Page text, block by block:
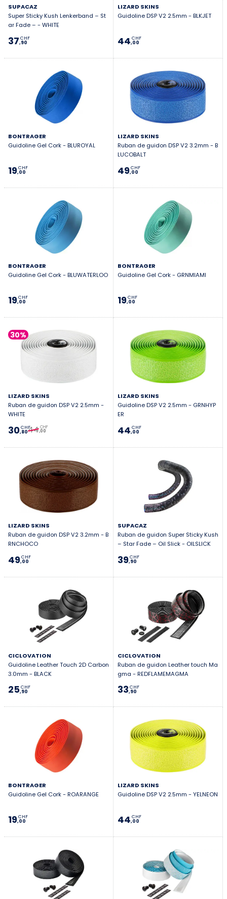
SUPACAZ
Super Sticky Kush Lenkerband – St
ar Fade – - WHITE
37,90
CHF
LIZARD SKINS
Guidoline DSP V2 2.5mm - BLKJET
44,00
CHF
BONTRAGER
Guidoline Gel Cork - BLUROYAL
19,00
CHF
LIZARD SKINS
Ruban de guidon DSP V2 3.2mm - B
LUCOBALT
49,00
CHF
BONTRAGER
Guidoline Gel Cork - BLUWATERLOO
19,00
CHF
BONTRAGER
Guidoline Gel Cork - GRNMIAMI
19,00
CHF
30%
LIZARD SKINS
Ruban de guidon DSP V2 2.5mm -
WHITE
30,80
CHF44,00
CHF
LIZARD SKINS
Guidoline DSP V2 2.5mm - GRNHYP
ER
44,00
CHF
LIZARD SKINS
Ruban de guidon DSP V2 3.2mm - B
RNCHOCO
49,00
CHF
SUPACAZ
Ruban de guidon Super Sticky Kush
– Star Fade – Oil Slick - OILSLICK
39,90
CHF
CICLOVATION
Guidoline Leather Touch 2D Carbon
3.0mm - BLACK
25,90
CHF
CICLOVATION
Ruban de guidon Leather touch Ma
gma - REDFLAMEMAGMA
33,90
CHF
BONTRAGER
Guidoline Gel Cork - ROARANGE
19,00
CHF
LIZARD SKINS
Guidoline DSP V2 2.5mm - YELNEON
44,00
CHF